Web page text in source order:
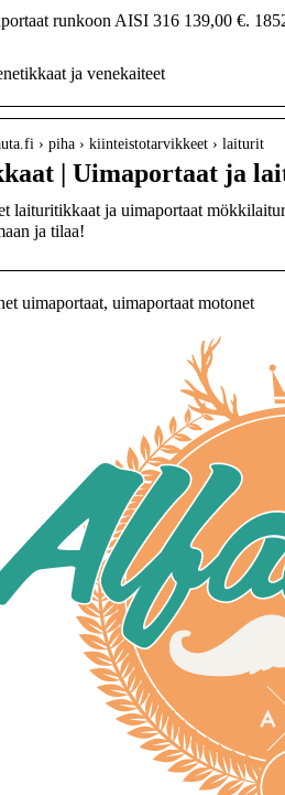
runkoon AISI 316 139,00 €.
ja venekaiteet
› piha › kiinteistotarvikkeet › laiturit
| Uimaportaat ja
laituritikkaat ja uimaportaat
ja tilaa!
uimaportaat, uimaportaat motonet